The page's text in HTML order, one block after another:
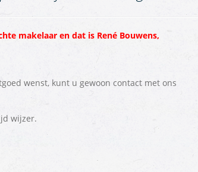
makelaar en dat is René Bouwens,
wenst, kunt u gewoon contact met ons
wijzer.